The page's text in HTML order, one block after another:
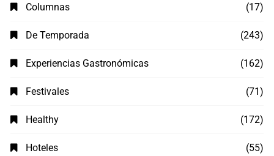
Columnas (17)
De Temporada (243)
Experiencias Gastronómicas (162)
Festivales (71)
Healthy (172)
Hoteles (55)